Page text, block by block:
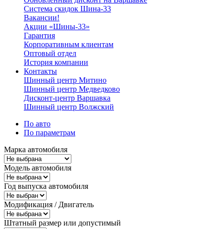
Система скидок Шина-33
Вакансии!
Акции «Шины-33»
Гарантия
Корпоративным клиентам
Оптовый отдел
История компании
Контакты
Шинный центр Митино
Шинный центр Медведково
Дисконт-центр Варшавка
Шинный центр Волжский
По авто
По параметрам
Марка автомобиля
Модель автомобиля
Год выпуска автомобиля
Модификация / Двигатель
Штатный размер или допустимый